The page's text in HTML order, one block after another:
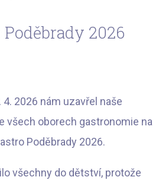
Poděbrady 2026
2026 nám uzavřel naše
všech oborech gastronomie na
Poděbrady 2026.
všechny do dětství, protože